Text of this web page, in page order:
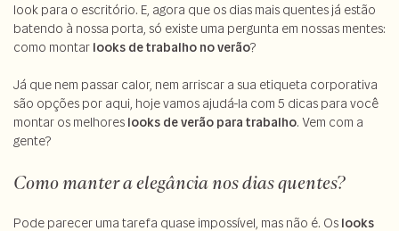
look para o escritório. E, agora que os dias mais quentes já estão
batendo à nossa porta, só existe uma pergunta em nossas mentes:
como montar looks de trabalho no verão?
Já que nem passar calor, nem arriscar a sua etiqueta corporativa
são opções por aqui, hoje vamos ajudá-la com 5 dicas para você
montar os melhores looks de verão para trabalho. Vem com a
gente?
Como manter a elegância nos dias quentes?
Pode parecer uma tarefa quase impossível, mas não é. Os looks